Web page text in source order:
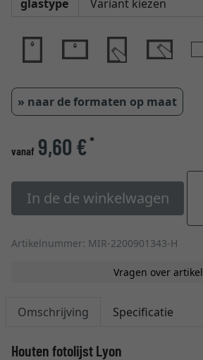
glastype
» naar de formaten op maat
vanaf 9,60 €*
In de de winkelwagen
Artikelnummer: MIR-2200901343-H
Vragen over artikel
Omschrijving Specificatie
Houten fotolijst Lyon